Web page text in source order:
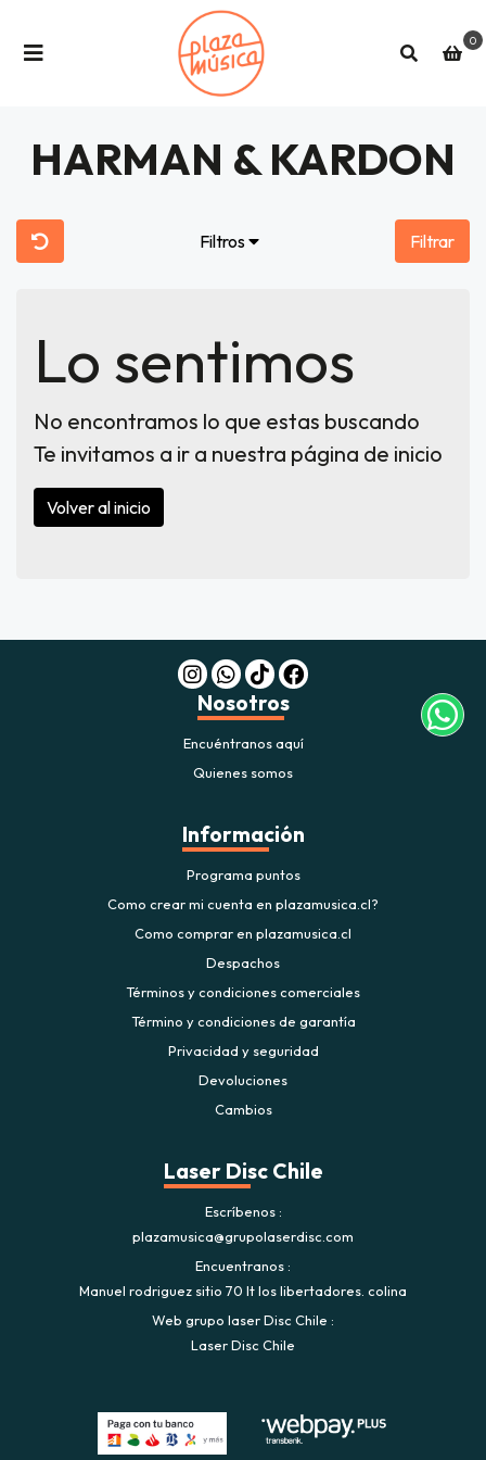
0
HARMAN & KARDON
Filtros Filtrar
Lo sentimos
No encontramos lo que estas buscando
Te invitamos a ir a nuestra página de inicio
Volver al inicio
Nosotros
Encuéntranos aquí
Quienes somos
Información
Programa puntos
Como crear mi cuenta en plazamusica.cl?
Como comprar en plazamusica.cl
Despachos
Términos y condiciones comerciales
Término y condiciones de garantía
Privacidad y seguridad
Devoluciones
Cambios
Laser Disc Chile
Escríbenos
plazamusica@grupolaserdisc.com
Encuentranos
Manuel rodriguez sitio 70 lt los libertadores. colina
Web grupo laser Disc Chile
Laser Disc Chile